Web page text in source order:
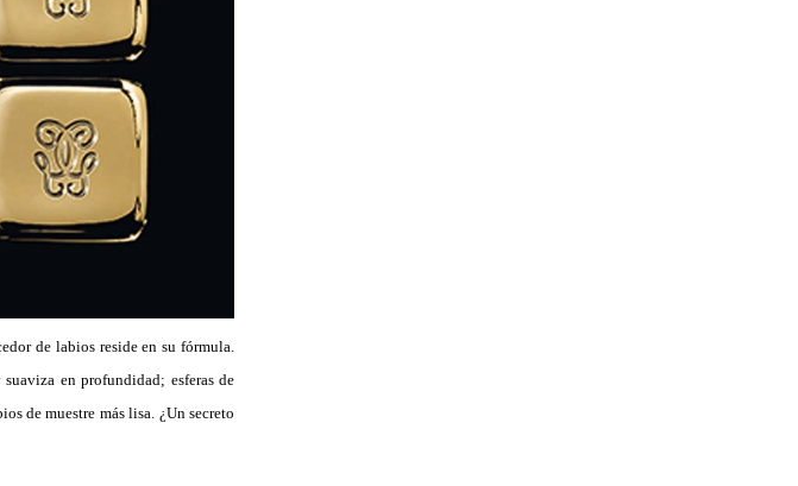
de labios reside en su fórmula.
en profundidad; esferas de
de muestre más lisa. ¿Un secreto